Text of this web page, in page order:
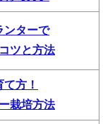
ンターで
ツと方法
方！
栽培方法